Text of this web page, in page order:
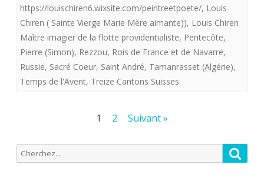
la
flotte
providentialiste”
https://louischiren6.wixsite.com/peintreetpoete/, Louis
Chiren ( Sainte Vierge Marie Mère aimante)), Louis Chiren
Maître imagier de la flotte providentialiste, Pentecôte,
Pierre (Simon), Rezzou, Rois de France et de Navarre,
Russie, Sacré Coeur, Saint André, Tamanrasset (Algérie),
Temps de l'Avent, Treize Cantons Suisses
publications
1 2 Suivant »
Recherche
pour: